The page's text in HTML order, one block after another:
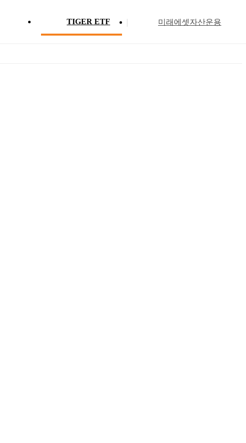
TIGER ETF 미래에셋자산운용
ETF 분배금 현황